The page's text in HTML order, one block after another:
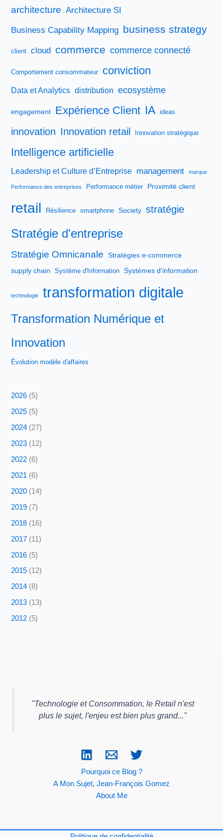
architecture Architecture SI
Business Capability Mapping business strategy
client cloud commerce commerce connecté
Comportement consommateur conviction
Data et Analytics distribution ecosystème
engagement Expérience Client IA ideas
innovation Innovation retail Innovation stratégique
Intelligence artificielle
Leadership et Culture d’Entreprise management marque
Performance des entreprises Performance métier Proximité client
retail Résilience smartphone Society stratégie
Stratégie d'entreprise
Stratégie Omnicanale
Stratégies e-commerce
supply chain
Système d'Information Systèmes d'information
technologie transformation digitale
Transformation Numérique et
Innovation
Évolution modèle d'affaires
2026 (5)
2025 (5)
2024 (27)
2023 (12)
2022 (6)
2021 (6)
2020 (14)
2019 (7)
2018 (16)
2017 (11)
2016 (5)
2015 (12)
2014 (8)
2013 (13)
2012 (5)
"Technologie et Consommation, le Retail n'est
plus le sujet, l'enjeu est bien plus grand..."
Pourquoi ce Blog ?
A Mon Sujet, Jean-François Gomez
About Me